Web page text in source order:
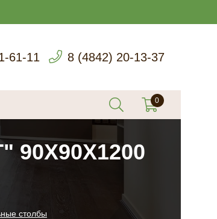
61-11 8 (4842) 20-13-37
столбы